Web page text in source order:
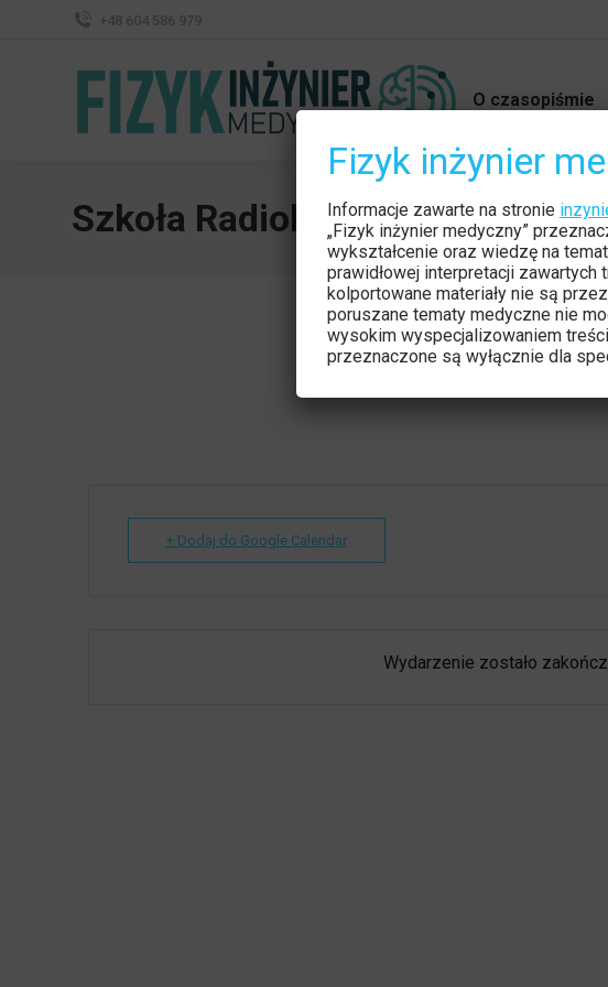
O czasopiśmie
Szkoła Radiologii PLTR –
+ Dodaj do Google Calendar
Wydarzenie zostało
Fizyk inżynier
Informacje zawarte na stronie
„Fizyk inżynier medyczny”
wykształcenie oraz wiedzę na
prawidłowej interpretacji
kolportowane materiały nie są
poruszane tematy medyczne nie
wysokim wyspecjalizowaniem
przeznaczone są wyłącznie dla